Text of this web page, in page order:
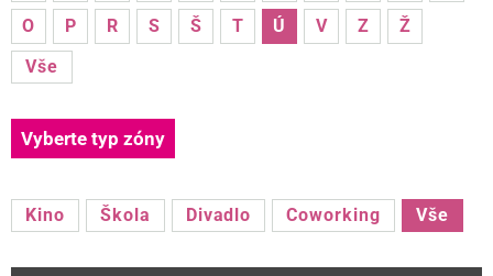
O
P R S Š T Ú V Z
Ž
Vše
Vyberte typ zóny
Kino Škola Divadlo Coworking Vše